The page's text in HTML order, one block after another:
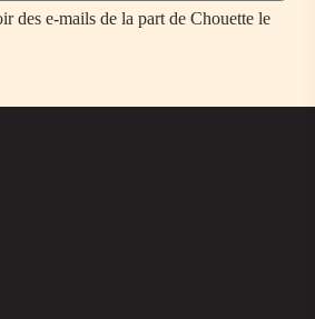
des e-mails de la part de Chouette le